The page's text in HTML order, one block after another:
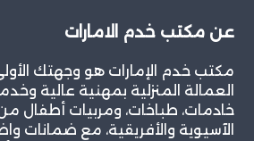
عن مكتب خدم الامارات
مكتب خدم الإمارات هو وجهتك
العمالة المنزلية بمهنية عالية
خادمات، طباخات، ومربيات أطفال
الآسيوية والأفريقية، مع ضمانات